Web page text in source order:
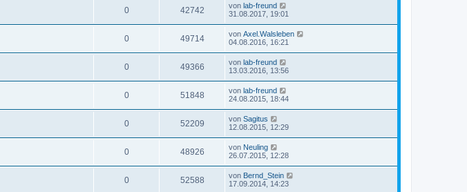
0 42742 von lab-freund
31.08.2017, 19:01
0 49714 von Axel.Walsleben
04.08.2016, 16:21
0 49366 von lab-freund
13.03.2016, 13:56
0 51848 von lab-freund
24.08.2015, 18:44
0 52209 von Sagitus
12.08.2015, 12:29
0 48926 von Neuling
26.07.2015, 12:28
0 52588 von Bernd_Stein
17.09.2014, 14:23